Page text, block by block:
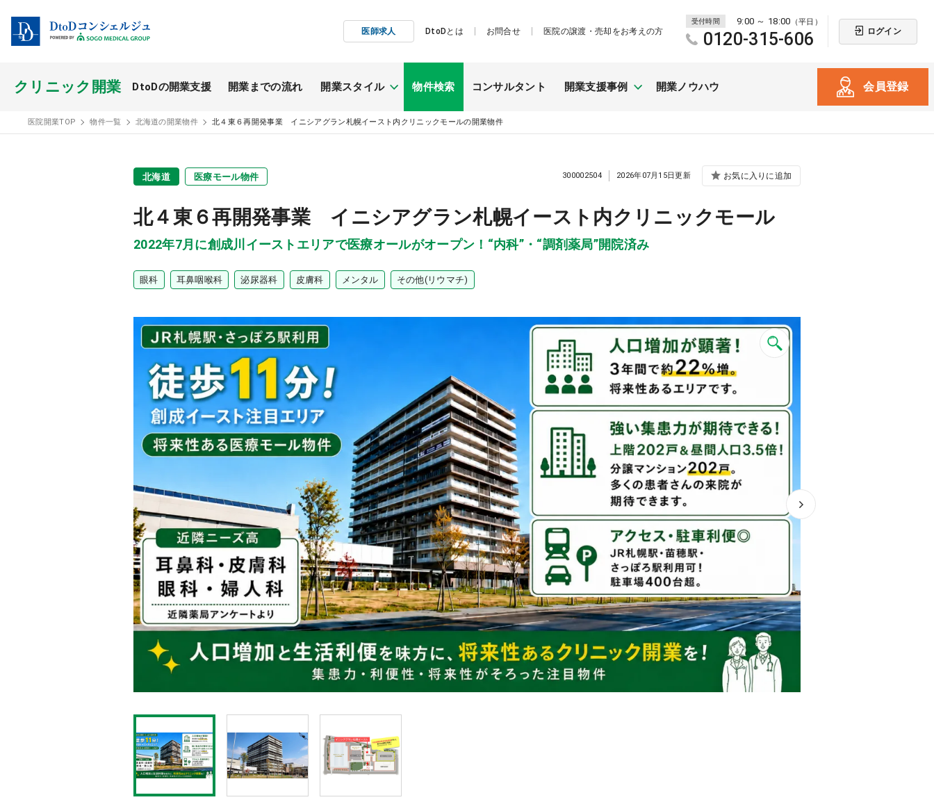
医師求人 DtoDとは お問合せ 医院の譲渡・売却をお考えの方
受付時間 9:00 ～ 18:00 （平日）
0120-315-606 ログイン
クリニック開業 DtoDの開業支援 開業までの流れ 開業スタイル
開業スタイル TOP
医療モール開業
新規開業
物件検索 コンサルタント 開業支援事例 開業ノウハウ 会員登録
医院開業TOP 物件一覧 北海道の開業物件 北４東６再開発事業 イニシアグラン札幌イースト内クリニックモールの開業物件
北海道 医療モール物件
北４東６再開発事業 イニシアグラン札幌イースト内クリニックモール
2022年7月に創成川イーストエリアで医療オールがオープン！“内科”・“調剤薬局”開院済み
300002504 2026年07月15日更新 お気に入りに追加
眼科 耳鼻咽喉科 泌尿器科 皮膚科 メンタル その他(リウマチ)